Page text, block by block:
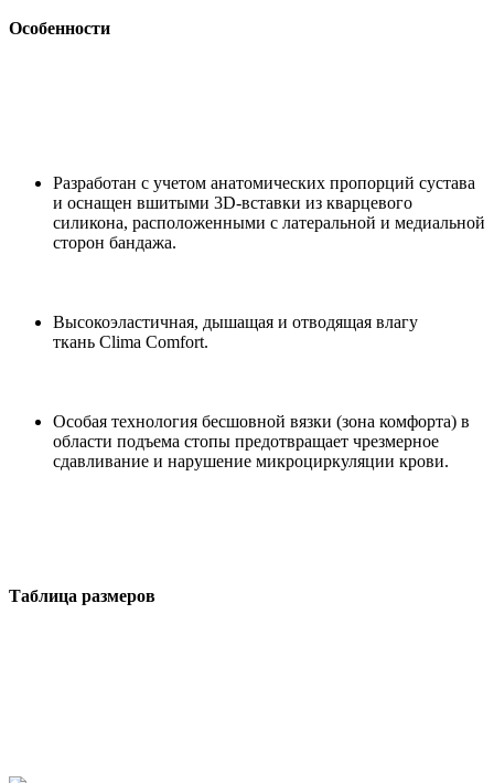
Особенности
Разработан с учетом анатомических пропорций сустава
и оснащен вшитыми 3D-вставки из кварцевого
силикона, расположенными с латеральной и медиальной
сторон бандажа.
Высокоэластичная, дышащая и отводящая влагу
ткань Clima Comfort.
Особая технология бесшовной вязки (зона комфорта) в
области подъема стопы предотвращает чрезмерное
сдавливание и нарушение микроциркуляции крови.
Таблица размеров